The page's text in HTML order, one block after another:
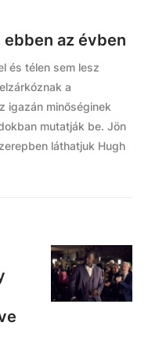
az évben
és télen sem lesz
a
igazán minőséginek
mutatják be. Jön
láthatjuk Hugh